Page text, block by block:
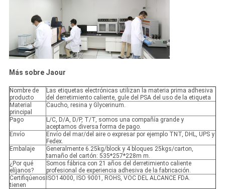
Más sobre Jaour
Nombre de
producto
Las etiquetas electrónicas utilizan la materia prima adhesiva
del derretimiento caliente, gule del PSA del uso de la etiqueta
Material
principal
Caucho, resina y Glycerinum.
Pago
L/C, D/A, D/P, T/T, somos una compañía grande y
aceptamos diversa forma de pago.
Envío
Envío del mar/del aire o expresar por ejemplo TNT, DHL, UPS y
Fedex.
Embalaje
Generalmente 6.25kg/block y 4 bloques 25kgs/carton,
tamaño del cartón: 535*257*228m m.
¿Por qué
elíjanos?
Somos fábrica con 21 años del derretimiento caliente
profesional de experiencia adhesiva de la fabricación.
Certifiqúenos
tienen
ISO14000, ISO 9001, ROHS, VOC DEL ALCANCE FDA.